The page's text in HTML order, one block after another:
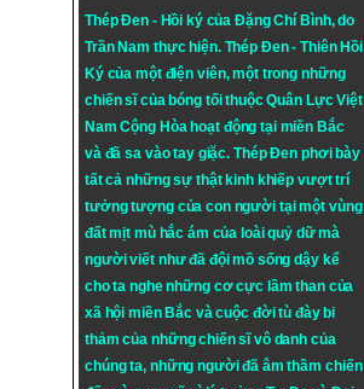
Thép Đen - Hồi ký của Đặng Chí Bình, do
Trần Nam thực hiện. Thép Đen- Thiên Hồi
Ký của một điện viên, một trong những
chiến sĩ của bóng tối thuộc Quân Lực Việt
Nam Cộng Hòa hoạt động tại miền Bắc
và đã sa vào tay giặc. Thép Đen phơi bày
tất cả những sự thật kinh khiếp vượt trí
tưởng tượng của con người tại một vùng
đất mịt mù hắc ám của loài quỷ dữ mà
người viết như đã đội mồ sống dậy kể
cho ta nghe những cơ cực lầm than của
xã hội miền Bắc và cuộc đời tù đày bi
thảm của những chiến sĩ vô danh của
chúng ta, những người đã âm thầm chiến